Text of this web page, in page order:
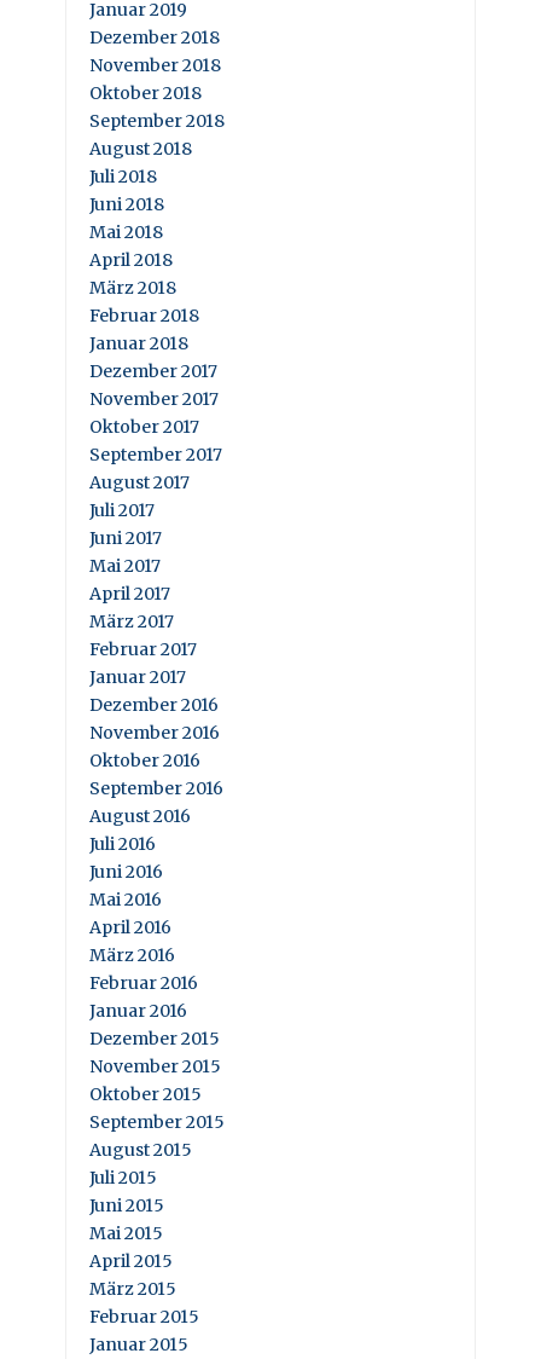
Januar 2019
Dezember 2018
November 2018
Oktober 2018
September 2018
August 2018
Juli 2018
Juni 2018
Mai 2018
April 2018
März 2018
Februar 2018
Januar 2018
Dezember 2017
November 2017
Oktober 2017
September 2017
August 2017
Juli 2017
Juni 2017
Mai 2017
April 2017
März 2017
Februar 2017
Januar 2017
Dezember 2016
November 2016
Oktober 2016
September 2016
August 2016
Juli 2016
Juni 2016
Mai 2016
April 2016
März 2016
Februar 2016
Januar 2016
Dezember 2015
November 2015
Oktober 2015
September 2015
August 2015
Juli 2015
Juni 2015
Mai 2015
April 2015
März 2015
Februar 2015
Januar 2015